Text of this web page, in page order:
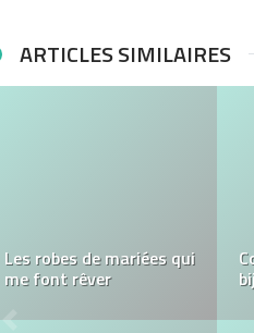
ARTICLES SIMILAIRES
Que signifient les bijoux
pour chevaux?